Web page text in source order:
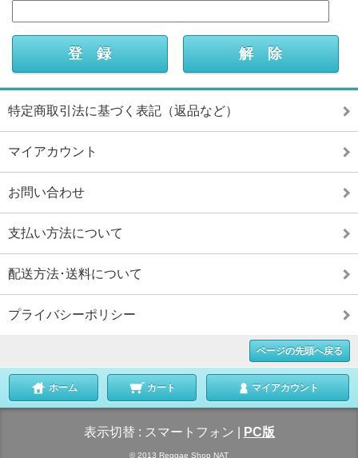
特定商取引法に基づく表記（返品など）
マイアカウント
お問い合わせ
支払い方法について
配送方法･送料について
プライバシーポリシー
ページの先頭へ戻る
ホーム カート マイアカウント
表示切替 : スマートフォン PC版
© 2013 Reggae Shop NAT